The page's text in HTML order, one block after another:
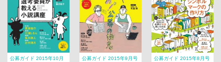
公募ガイド 2015年10月
公募ガイド 2015年9月号
公募ガイド 2015年8月号